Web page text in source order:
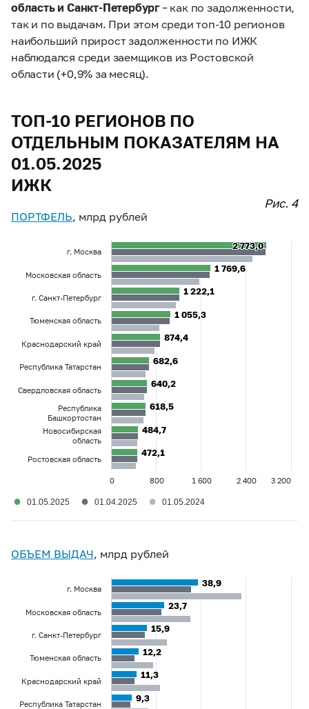
область и Санкт-Петербург– как по задолженности,
так и по выдачам. При этом среди топ-10 регионов
наибольший прирост задолженности по ИЖК
наблюдался среди заемщиков из Ростовской
области (+0,9% за месяц).
ТОП-10 РЕГИОНОВ ПО
ОТДЕЛЬНЫМ ПОКАЗАТЕЛЯМ НА
01.05.2025
ИЖК
Рис. 4
ПОРТФЕЛЬ, млрд рублей
ОБЪЕМ ВЫДАЧ, млрд рублей
2 773,0
2 773,0
1 769,6
1 769,6
1 222,1
1 222,1
1 055,3
1 055,3
874,4
874,4
682,6
682,6
640,2
640,2
618,5
618,5
484,7
484,7
472,1
472,1
г. Москва
Московская область
г. Санкт-Петербург
Тюменская область
Краснодарский край
Республика Татарстан
Свердловская область
Республика
Башкортостан
Новосибирская
область
Ростовская область
0 800 1 600 2 400 3 200
● 01.05.2025 ● 01.04.2025 ● 01.05.2024
38,9
38,9
23,7
23,7
15,9
15,9
12,2
12,2
11,3
11,3
9,3
9,3
г. Москва
Московская область
г. Санкт-Петербург
Тюменская область
Краснодарский край
Республика Татарстан